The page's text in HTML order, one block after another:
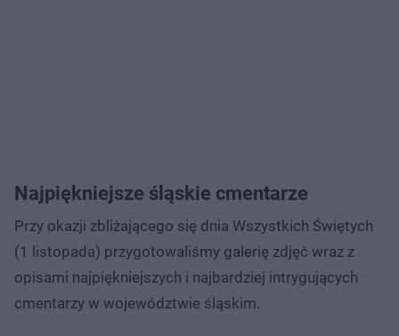
Najpiękniejsze śląskie cmentarze
Przy okazji zbliżającego się dnia Wszystkich Świętych
(1 listopada) przygotowaliśmy galerię zdjęć wraz z
opisami najpiękniejszych i najbardziej intrygujących
cmentarzy w województwie śląskim.